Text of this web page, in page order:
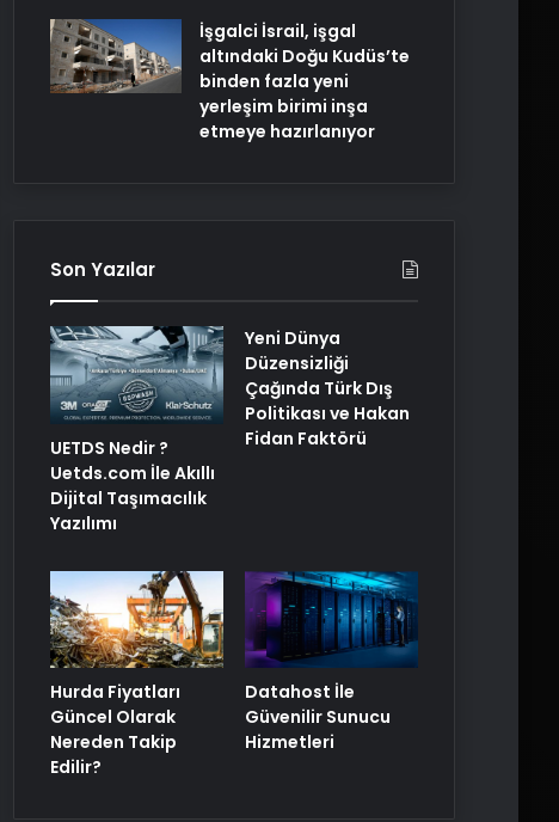
İşgalci İsrail, işgal
altındaki Doğu Kudüs’te
binden fazla yeni
yerleşim birimi inşa
etmeye hazırlanıyor
Son Yazılar
UETDS Nedir ?
Uetds.com İle Akıllı
Dijital Taşımacılık
Yazılımı
Yeni Dünya
Düzensizliği
Çağında Türk Dış
Politikası ve Hakan
Fidan Faktörü
Hurda Fiyatları
Güncel Olarak
Nereden Takip
Edilir?
Datahost İle
Güvenilir Sunucu
Hizmetleri